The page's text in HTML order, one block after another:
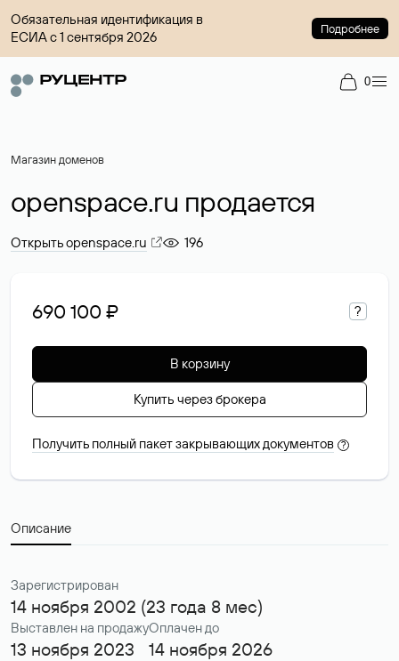
Обязательная идентификация в
ЕСИА с 1 сентября 2026
Подробнее
0
Магазин доменов
openspace.ru продается
Открыть openspace.ru 196
690 100 ₽ ?
В корзину
Купить через брокера
Получить полный пакет закрывающих документов ?
Описание
Зарегистрирован
14 ноября 2002 (23 года 8 мес)
Выставлен на продажу
13 ноября 2023
Оплачен до
14 ноября 2026